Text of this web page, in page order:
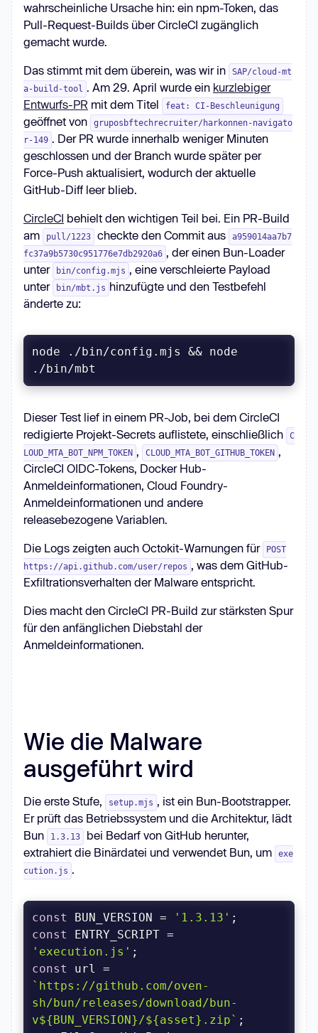
wahrscheinliche Ursache hin: ein npm-Token, das
Pull-Request-Builds über CircleCI zugänglich
gemacht wurde.
Das stimmt mit dem überein, was wir in
SAP/cloud-mt
a-build-tool . Am 29. April wurde ein kurzlebiger
Entwurfs-PR mit dem Titel feat: CI-Beschleunigung
geöffnet von
gruposbftechrecruiter/harkonnen-navigato
r-149 . Der PR wurde innerhalb weniger Minuten
geschlossen und der Branch wurde später per
Force-Push aktualisiert, wodurch der aktuelle
GitHub-Diff leer blieb.
CircleCI behielt den wichtigen Teil bei. Ein PR-Build
am
pull/1223 checkte den Commit aus
a959014aa7b7
fc37a9b5730c951776e7db2920a6 , der einen Bun-Loader
unter
bin/config.mjs , eine verschleierte Payload
unter
bin/mbt.js hinzufügte und den Testbefehl
änderte zu:
node ./bin/config.mjs && node
./bin/mbt
Dieser Test lief in einem PR-Job, bei dem CircleCI
redigierte Projekt-Secrets auflistete, einschließlich
C
LOUD_MTA_BOT_NPM_TOKEN , CLOUD_MTA_BOT_GITHUB_TOKEN ,
CircleCI OIDC-Tokens, Docker Hub-
Anmeldeinformationen, Cloud Foundry-
Anmeldeinformationen und andere
releasebezogene Variablen.
Die Logs zeigten auch Octokit-Warnungen für
POST
https://api.github.com/user/repos , was dem GitHub-
Exfiltrationsverhalten der Malware entspricht.
Dies macht den CircleCI PR-Build zur stärksten Spur
für den anfänglichen Diebstahl der
Anmeldeinformationen.
Wie die Malware
ausgeführt wird
Die erste Stufe, setup.mjs , ist ein Bun-Bootstrapper.
Er prüft das Betriebssystem und die Architektur, lädt
Bun
1.3.13
bei Bedarf von GitHub herunter,
extrahiert die Binärdatei und verwendet Bun, um
exe
cution.js .
const BUN_VERSION = '1.3.13'
const
'execution.js'
const
`https://github.com/oven-
sh/bun/releases/download/bun-
v${BUN_VERSION}/${asset} .zip`